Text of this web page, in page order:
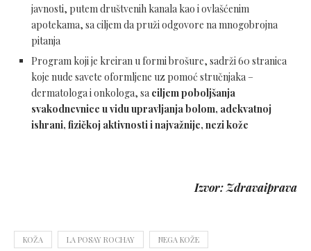
javnosti, putem društvenih kanala kao i ovlašćenim
apotekama, sa ciljem da pruži odgovore na mnogobrojna
pitanja
Program koji je kreiran u formi brošure, sadrži 60 stranica
koje nude savete oformljene uz pomoć stručnjaka –
dermatologa i onkologa, sa ciljem poboljšanja
svakodnevnice u vidu upravljanja bolom, adekvatnoj
ishrani, fizičkoj aktivnosti i najvažnije, nezi kože
Izvor: Zdravaiprava
KOŽA LA POSAY ROCHAY NEGA KOŽE